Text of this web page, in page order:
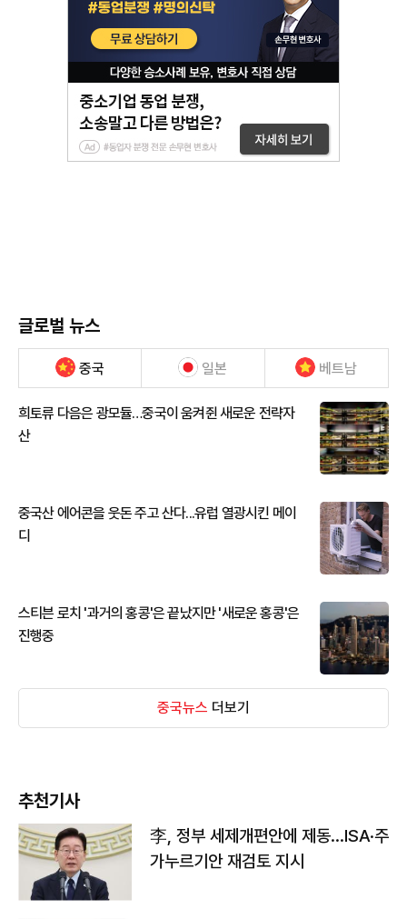
글로벌 뉴스
중국 일본 베트남
희토류 다음은 광모듈…중국이 움켜쥔 새로운 전략자
산
중국산 에어콘을 웃돈 주고 산다...유럽 열광시킨 메이
디
스티븐 로치 '과거의 홍콩'은 끝났지만 '새로운 홍콩'은
진행중
중국뉴스 더보기
추천기사
李, 정부 세제개편안에 제동…ISA·주
가누르기안 재검토 지시